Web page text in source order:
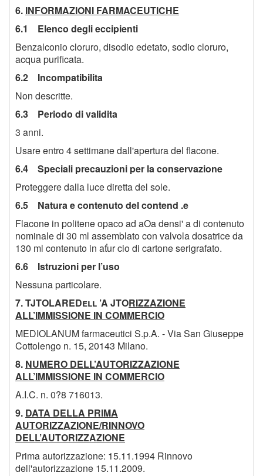
6. INFORMAZIONI FARMACEUTICHE
6.1 Elenco degli eccipienti
Benzalconio cloruro, disodio edetato, sodio cloruro,
acqua purificata.
6.2 Incompatibilita
Non descritte.
6.3 Periodo di validita
3 anni.
Usare entro 4 settimane dall'apertura del flacone.
6.4 Speciali precauzioni per la conservazione
Proteggere dalla luce diretta del sole.
6.5 Natura e contenuto del contend .e
Flacone in politene opaco ad aOa densi' a di contenuto
nominale di 30 ml assemblato con valvola dosatrice da
130 ml contenuto in aťur cio di cartone serigrafato.
6.6 Istruzioni per l’uso
Nessuna particolare.
7. TJTOLAREDell ’A JTORIZZAZIONE
ALL’IMMISSIONE IN COMMERCIO
MEDIOLANUM farmaceutici S.p.A. - Via San Giuseppe
Cottolengo n. 15, 20143 Milano.
8. NUMERO DELL’AUTORIZZAZIONE
ALL’IMMISSIONE IN COMMERCIO
A.I.C. n. 0?8 716013.
9. DATA DELLA PRIMA
AUTORIZZAZIONE/RINNOVO
DELL’AUTORIZZAZIONE
Prima autorizzazione: 15.11.1994 Rinnovo
dell'autorizzazione 15.11.2009.